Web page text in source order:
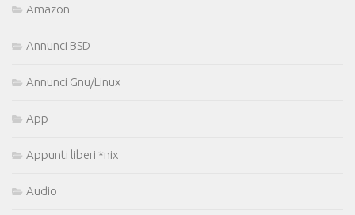
Amazon
Annunci BSD
Annunci Gnu/Linux
App
Appunti liberi *nix
Audio